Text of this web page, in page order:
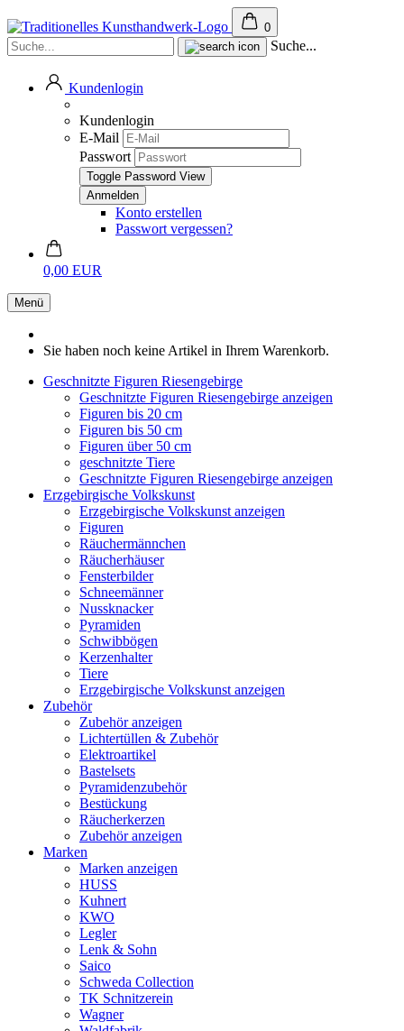
0
Suche...
Kundenlogin
Kundenlogin
E-Mail
Passwort
Toggle Password View
Konto erstellen
Passwort vergessen?
0,00 EUR
Menü
Sie haben noch keine Artikel in Ihrem Warenkorb.
Geschnitzte Figuren Riesengebirge
Geschnitzte Figuren Riesengebirge anzeigen
Figuren bis 20 cm
Figuren bis 50 cm
Figuren über 50 cm
geschnitzte Tiere
Geschnitzte Figuren Riesengebirge anzeigen
Erzgebirgische Volkskunst
Erzgebirgische Volkskunst anzeigen
Figuren
Räuchermännchen
Räucherhäuser
Fensterbilder
Schneemänner
Nussknacker
Pyramiden
Schwibbögen
Kerzenhalter
Tiere
Erzgebirgische Volkskunst anzeigen
Zubehör
Zubehör anzeigen
Lichtertüllen & Zubehör
Elektroartikel
Bastelsets
Pyramidenzubehör
Bestückung
Räucherkerzen
Zubehör anzeigen
Marken
Marken anzeigen
HUSS
Kuhnert
KWO
Legler
Lenk & Sohn
Saico
Schweda Collection
TK Schnitzerein
Wagner